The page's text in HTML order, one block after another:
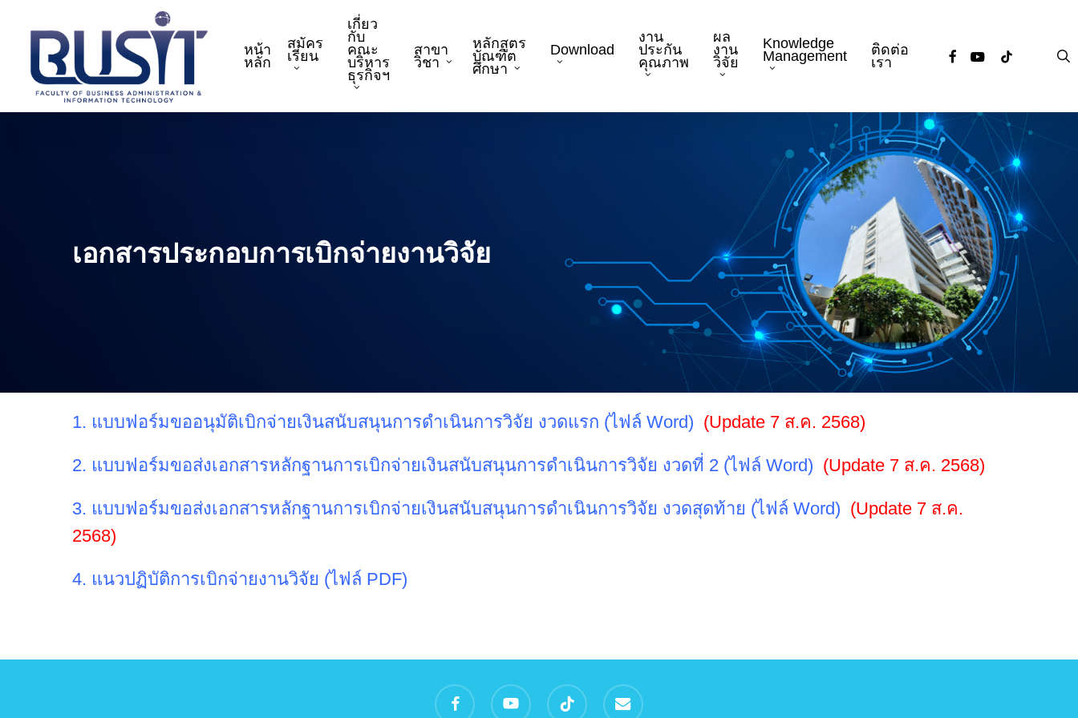
content
หน้า
หลัก
สมัคร
เรียน
เกี่ยว
กับ
คณะ
บริหาร
ธุรกิจฯ
สาขา
วิชา
หลักสูตร
บัณฑิต
ศึกษา
Download
งาน
ประกัน
คุณภาพ
ผล
งาน
วิจัย
Knowledge
Management
ติดต่อ
เรา
facebookyoutube
tiktok
เอกสารประกอบการเบิกจ่ายงานวิจัย
1. แบบฟอร์มขออนุมัติเบิกจ่ายเงินสนับสนุนการดำเนินการวิจัย งวดแรก (ไฟล์ Word) (Update 7 ส.ค. 2568)
2. แบบฟอร์มขอส่งเอกสารหลักฐานการเบิกจ่ายเงินสนับสนุนการดำเนินการวิจัย งวดที่ 2 (ไฟล์ Word) (Update 7 ส.ค. 2568)
3. แบบฟอร์มขอส่งเอกสารหลักฐานการเบิกจ่ายเงินสนับสนุนการดำเนินการวิจัย งวดสุดท้าย (ไฟล์ Word) (Update 7 ส.ค.
2568)
4. แนวปฏิบัติการเบิกจ่ายงานวิจัย (ไฟล์ PDF)
facebook youtube tiktok email